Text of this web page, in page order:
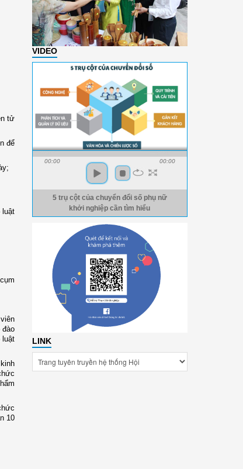
tử
để
luật
đào
luật
10
VIDEO
00:00 00:00
5 trụ cột của chuyển đổi số phụ nữ
khởi nghiệp cần tìm hiểu
LINK